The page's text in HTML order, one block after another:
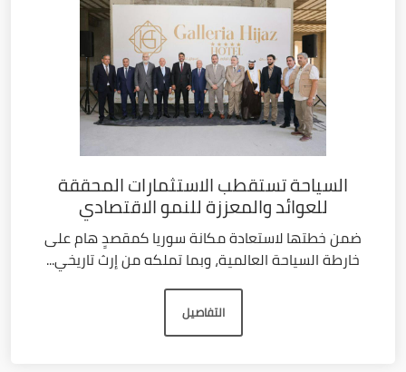
السياحة تستقطب الاستثمارات المحققة
للعوائد والمعززة للنمو الاقتصادي
ضمن خطتها لاستعادة مكانة سوريا كمقصدٍ هام على
خارطة السياحة العالمية، وبما تملكه من إرث تاريخي...
التفاصيل